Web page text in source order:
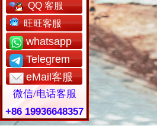
QQ 客服
旺旺客服
whatsapp
Telegrem
eMail客服
微信/电话客服
+86 19936648357